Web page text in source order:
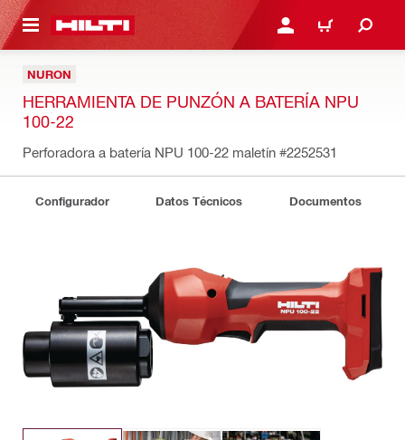
PRINCIPAL INICIE SESIÓN O
CARRITO
NURON
HERRAMIENTA DE PUNZÓN A BATERÍA NPU
100-22
Perforadora a batería NPU 100-22 maletín #2252531
Configurador Datos Técnicos Documentos